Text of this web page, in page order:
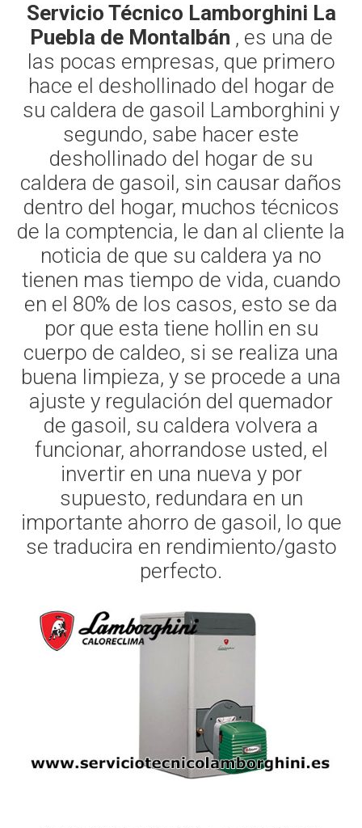
Servicio Técnico Lamborghini La
Puebla de Montalbán , es una de
las pocas empresas, que primero
hace el deshollinado del hogar de
su caldera de gasoil Lamborghini y
segundo, sabe hacer este
deshollinado del hogar de su
caldera de gasoil, sin causar daños
dentro del hogar, muchos técnicos
de la comptencia, le dan al cliente la
noticia de que su caldera ya no
tienen mas tiempo de vida, cuando
en el 80% de los casos, esto se da
por que esta tiene hollin en su
cuerpo de caldeo, si se realiza una
buena limpieza, y se procede a una
ajuste y regulación del quemador
de gasoil, su caldera volvera a
funcionar, ahorrandose usted, el
invertir en una nueva y por
supuesto, redundara en un
importante ahorro de gasoil, lo que
se traducira en rendimiento/gasto
perfecto.